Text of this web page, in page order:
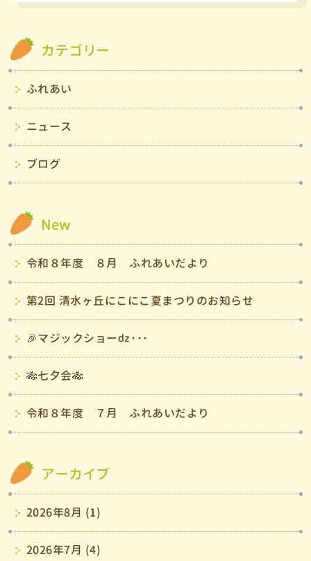
カテゴリー
ふれあい
ニュース
ブログ
New
令和８年度 ８月 ふれあいだより
第2回 清水ヶ丘にこにこ夏まつりのお知らせ
🎉マジックショーǳ･･･
🎋七夕会🎋
令和８年度 ７月 ふれあいだより
アーカイブ
2026年8月 (1)
2026年7月 (4)